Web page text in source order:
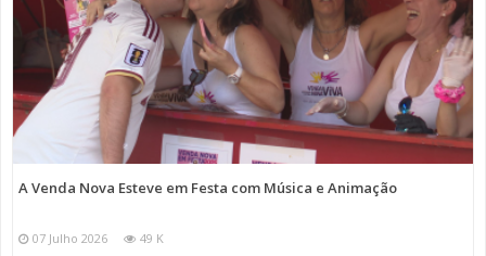
A Venda Nova Esteve em Festa com Música e Animação
07 Julho 2026 49 K